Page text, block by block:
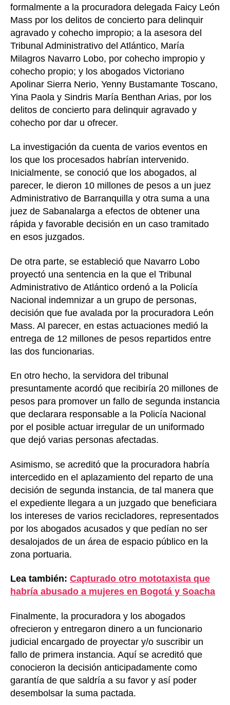
formalmente a la procuradora delegada Faicy León
Mass por los delitos de concierto para delinquir
agravado y cohecho impropio; a la asesora del
Tribunal Administrativo del Atlántico, María
Milagros Navarro Lobo, por cohecho impropio y
cohecho propio; y los abogados Victoriano
Apolinar Sierra Nerio, Yenny Bustamante Toscano,
Yina Paola y Sindris María Benthan Arias, por los
delitos de concierto para delinquir agravado y
cohecho por dar u ofrecer.
La investigación da cuenta de varios eventos en
los que los procesados habrían intervenido.
Inicialmente, se conoció que los abogados, al
parecer, le dieron 10 millones de pesos a un juez
Administrativo de Barranquilla y otra suma a una
juez de Sabanalarga a efectos de obtener una
rápida y favorable decisión en un caso tramitado
en esos juzgados.
De otra parte, se estableció que Navarro Lobo
proyectó una sentencia en la que el Tribunal
Administrativo de Atlántico ordenó a la Policía
Nacional indemnizar a un grupo de personas,
decisión que fue avalada por la procuradora León
Mass. Al parecer, en estas actuaciones medió la
entrega de 12 millones de pesos repartidos entre
las dos funcionarias.
En otro hecho, la servidora del tribunal
presuntamente acordó que recibiría 20 millones de
pesos para promover un fallo de segunda instancia
que declarara responsable a la Policía Nacional
por el posible actuar irregular de un uniformado
que dejó varias personas afectadas.
Asimismo, se acreditó que la procuradora habría
intercedido en el aplazamiento del reparto de una
decisión de segunda instancia, de tal manera que
el expediente llegara a un juzgado que beneficiara
los intereses de varios recicladores, representados
por los abogados acusados y que pedían no ser
desalojados de un área de espacio público en la
zona portuaria.
Lea también: Capturado otro mototaxista que
habría abusado a mujeres en Bogotá y Soacha
Finalmente, la procuradora y los abogados
ofrecieron y entregaron dinero a un funcionario
judicial encargado de proyectar y/o suscribir un
fallo de primera instancia. Aquí se acreditó que
conocieron la decisión anticipadamente como
garantía de que saldría a su favor y así poder
desembolsar la suma pactada.